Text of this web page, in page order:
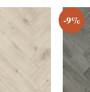
-9%